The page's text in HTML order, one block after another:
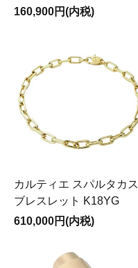
160,900円(内税)
カルティエ スパルタカス
ブレスレット K18YG
610,000円(内税)